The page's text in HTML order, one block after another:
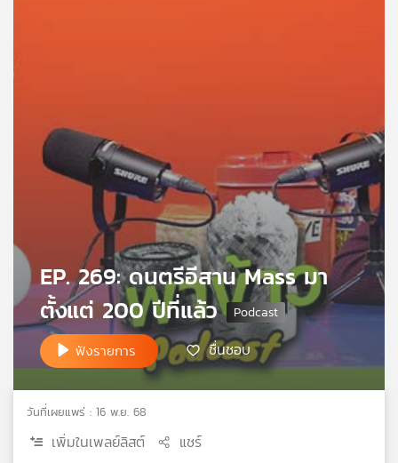
วิทยุ
ไทย
บี
เอส
แผนที่
วิทยุ
เครือ
ข่าย
EP. 269: ดนตรีอีสาน Mass มา
ตั้งแต่ 200 ปีที่แล้ว
ฟังรายการ ชื่นชอบ
วันที่เผยแพร่ : 16 พ.ย. 68
เพิ่มในเพลย์ลิสต์ แชร์